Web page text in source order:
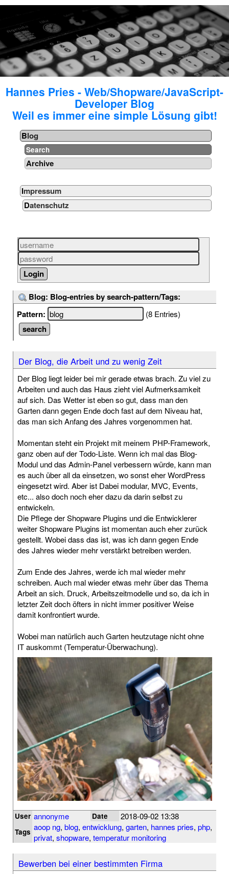
Hannes Pries - Web/Shopware/JavaScript-
Developer Blog
Weil es immer eine simple Lösung gibt!
Blog
Search
Archive
Impressum
Datenschutz
Blog: Blog-entries by search-pattern/Tags:
Pattern:
(8 Entries)
Der Blog, die Arbeit und zu wenig Zeit
Der Blog liegt leider bei mir gerade etwas brach. Zu viel zu
Arbeiten und auch das Haus zieht viel Aufmerksamkeit
auf sich. Das Wetter ist eben so gut, dass man den
Garten dann gegen Ende doch fast auf dem Niveau hat,
das man sich Anfang des Jahres vorgenommen hat.
Momentan steht ein Projekt mit meinem PHP-Framework,
ganz oben auf der Todo-Liste. Wenn ich mal das Blog-
Modul und das Admin-Panel verbessern würde, kann man
es auch über all da einsetzen, wo sonst eher WordPress
eingesetzt wird. Aber ist Dabei modular, MVC, Events,
etc... also doch noch eher dazu da darin selbst zu
entwickeln.
Die Pflege der Shopware Plugins und die Entwicklerer
weiter Shopware Plugins ist momentan auch eher zurück
gestellt. Wobei dass das ist, was ich dann gegen Ende
des Jahres wieder mehr verstärkt betreiben werden.
Zum Ende des Jahres, werde ich mal wieder mehr
schreiben. Auch mal wieder etwas mehr über das Thema
Arbeit an sich. Druck, Arbeitszeitmodelle und so, da ich in
letzter Zeit doch öfters in nicht immer positiver Weise
damit konfrontiert wurde.
Wobei man natürlich auch Garten heutzutage nicht ohne
IT auskommt (Temperatur-Überwachung).
User annonyme Date 2018-09-02 13:38
Tags aoop ng, blog, entwicklung, garten, hannes pries, php,
privat, shopware, temperatur monitoring
Bewerben bei einer bestimmten Firma